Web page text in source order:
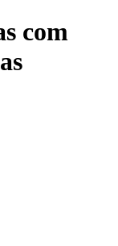
com